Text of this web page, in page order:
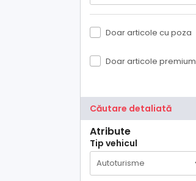
Doar articole cu poza
Doar articole premium
Căutare detaliată
Atribute
Tip vehicul